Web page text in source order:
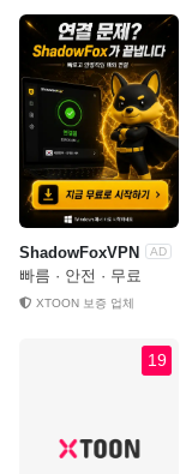
ShadowFoxVPN AD
빠름 · 안전 · 무료
XTOON 보증 업체
19